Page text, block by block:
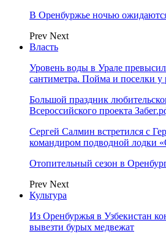
В Оренбуржье ночью
Prev Next
Власть
Уровень воды в Урале
сантиметра. Пойма и поселки у
Большой праздник
Всероссийского проекта
Сергей Салмин встретился с
командиром подводной лодки
Отопительный сезон в
Prev Next
Культура
Из Оренбуржья в Узбекистан
вывезти бурых медвежат